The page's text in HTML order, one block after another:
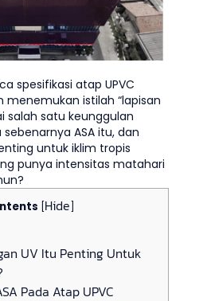
spesifikasi atap UPVC
menemukan istilah “lapisan
salah satu keunggulan
ASA itu, dan
untuk iklim tropis
punya intensitas matahari
Hide
UV Itu Penting Untuk
Pada Atap UPVC